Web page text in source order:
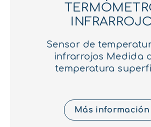
Sensor de
infrarrojos Medida
temperatura
Más información